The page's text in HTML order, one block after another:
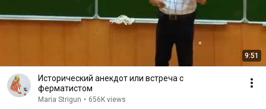
9:51
Исторический анекдот или встреча с
ферматистом
Maria Strigun • 656K views